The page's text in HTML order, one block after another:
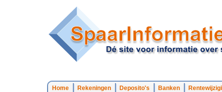
Home Rekeningen Deposito's Banken